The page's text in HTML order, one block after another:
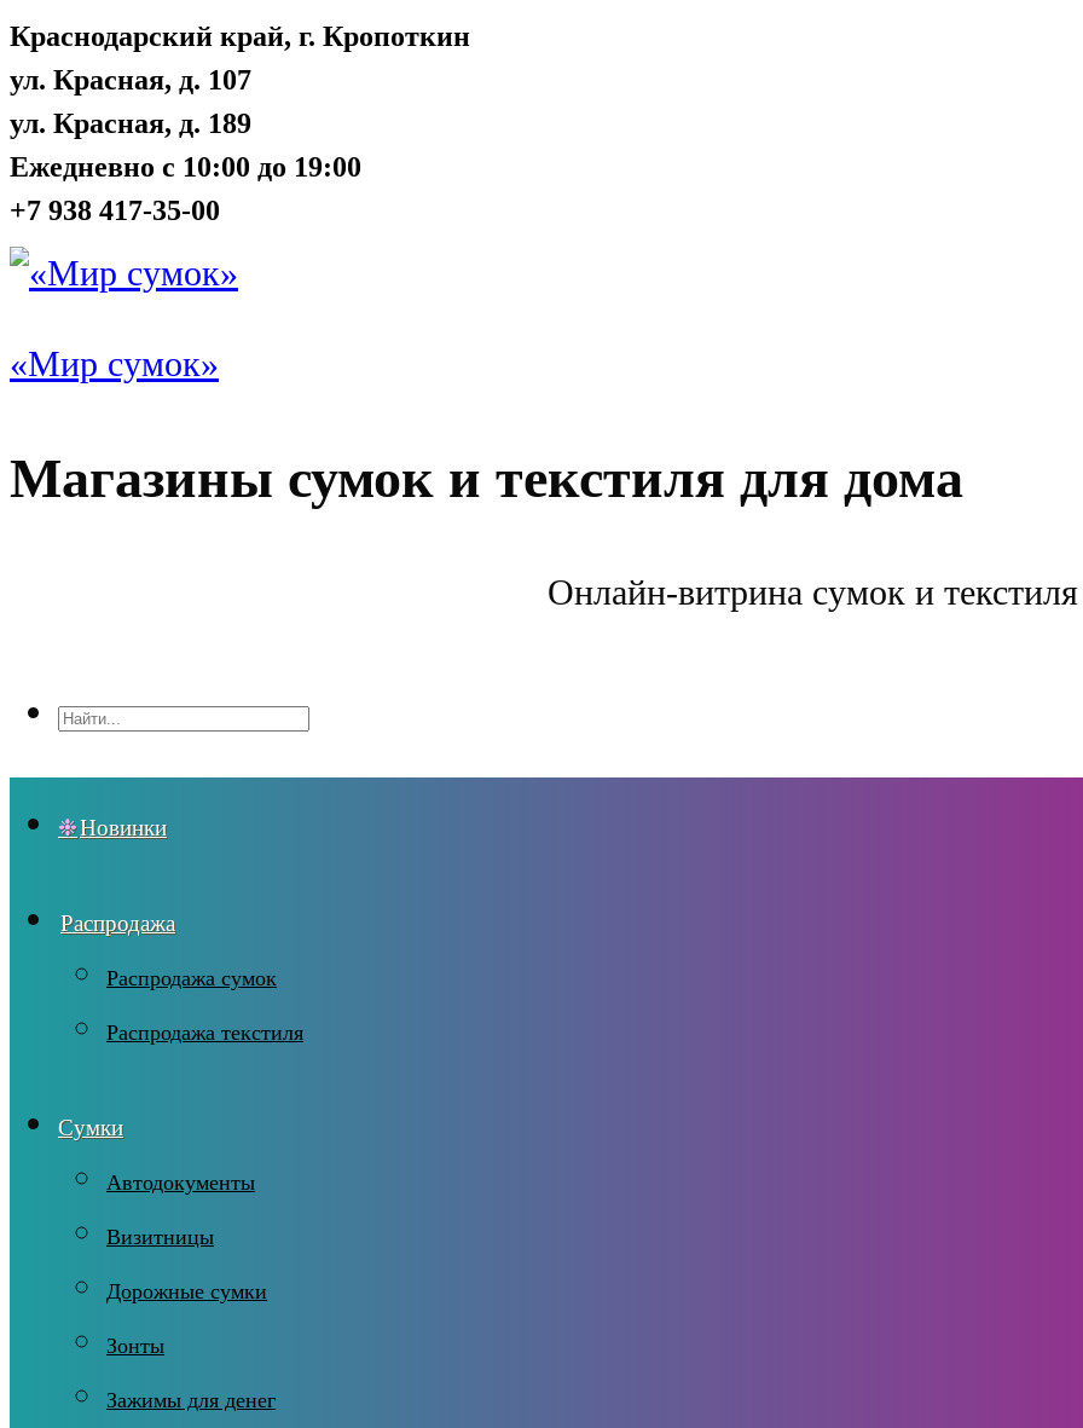
Краснодарский край, г. Кропоткин
ул. Красная, д. 107
ул. Красная, д. 189
Ежедневно с 10:00 до 19:00
+7 938 417-35-00
«Мир сумок»
Магазины сумок и текстиля для дома
Онлайн-витрина сумок и текстиля
Новинки
Распродажа
Распродажа сумок
Распродажа текстиля
Сумки
Автодокументы
Визитницы
Дорожные сумки
Зонты
Зажимы для денег